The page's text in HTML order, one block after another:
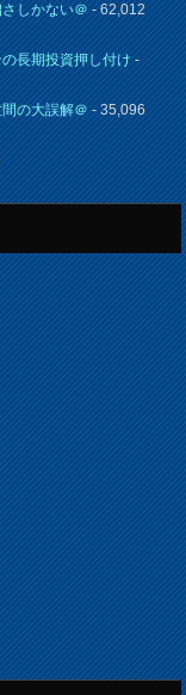
しかない＠- 62,012
長期投資押し付け-
の大誤解＠- 35,096